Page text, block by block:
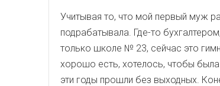
Учитывая то, что мой первый муж
подрабатывала. Где-то
только школе № 23, сейчас это
хорошо есть, хотелось, чтобы
эти годы прошли без выходных.